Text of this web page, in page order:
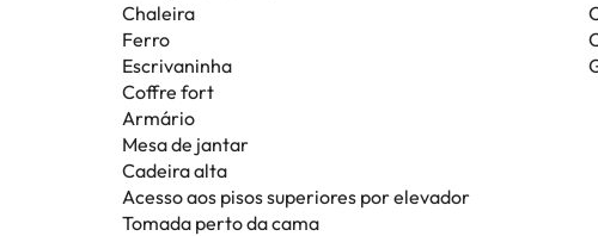
Chaleira
Ferro
Escrivaninha
Coffre fort
Armário
Mesa de jantar
Cadeira alta
Acesso aos pisos superiores por elevador
Tomada perto da cama